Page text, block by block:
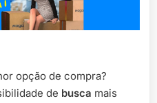
opção de compra?
de busca mais